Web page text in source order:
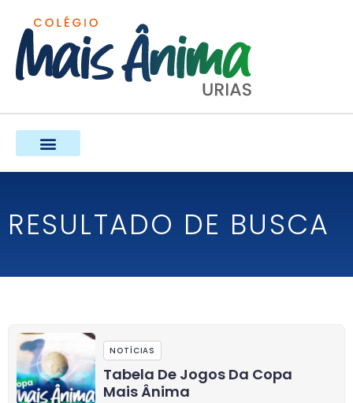
conteúdo
RESULTADO DE BUSCA
NOTÍCIAS
Tabela De Jogos Da Copa
Mais Ânima